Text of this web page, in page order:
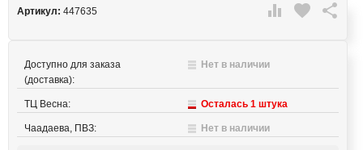
 favorite 
Артикул: 447635
Доступно для заказа
(доставка):
Нет в наличии
ТЦ Весна: Осталась 1 штука
Чаадаева, ПВЗ: Нет в наличии